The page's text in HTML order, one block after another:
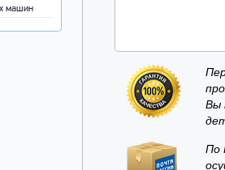
машин
Вы
По